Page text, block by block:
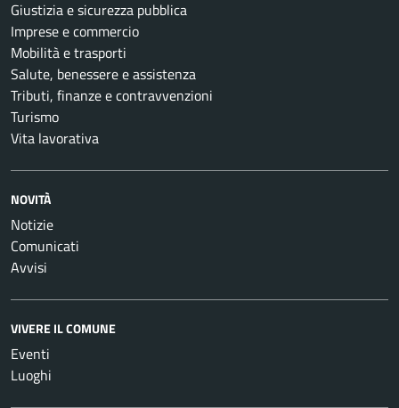
Giustizia e sicurezza pubblica
Imprese e commercio
Mobilità e trasporti
Salute, benessere e assistenza
Tributi, finanze e contravvenzioni
Turismo
Vita lavorativa
NOVITÀ
Notizie
Comunicati
Avvisi
VIVERE IL COMUNE
Eventi
Luoghi